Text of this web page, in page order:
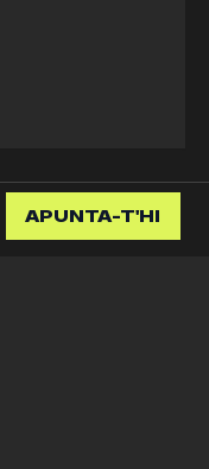
APUNTA-T'HI